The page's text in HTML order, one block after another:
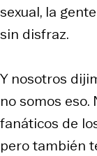
sexual, la
sin disfraz.
Y nosotros
no somos eso.
fanáticos de
pero también